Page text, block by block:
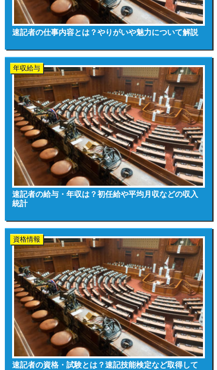
速記者の仕事内容とは？やりがいや魅力について解説
年収給与
速記者の給与・年収は？初任給や平均月収などの収入
統計
資格情報
速記者の資格・試験とは？速記技能検定など取得して